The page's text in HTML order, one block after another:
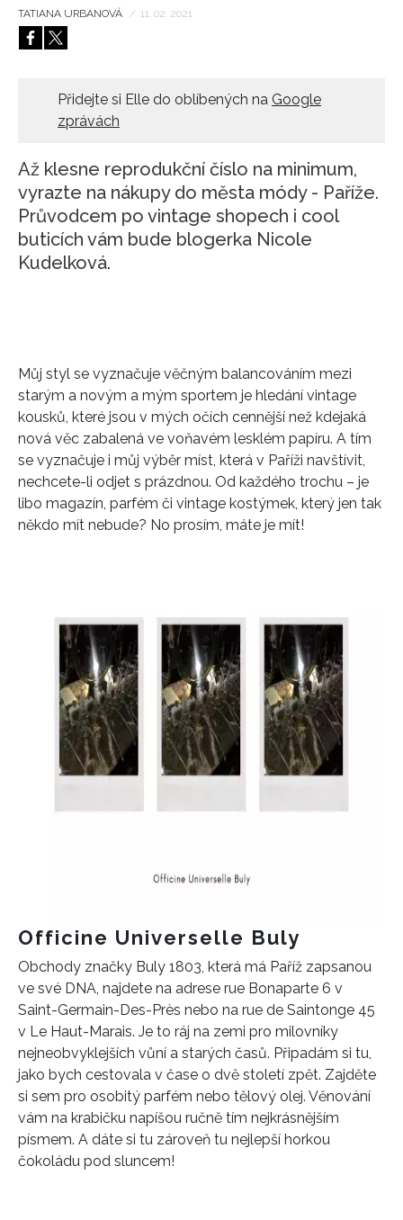
HOME
TATIANA URBANOVÁ / 11. 02. 2021
Přidejte si Elle do oblíbených na Google
zprávách
Až klesne reprodukční číslo na minimum,
vyrazte na nákupy do města módy - Paříže.
Průvodcem po vintage shopech i cool
buticích vám bude blogerka Nicole
Kudelková.
Můj styl se vyznačuje věčným balancováním mezi
starým a novým a mým sportem je hledání vintage
kousků, které jsou v mých očích cennější než kdejaká
nová věc zabalená ve voňavém lesklém papíru. A tím
se vyznačuje i můj výběr míst, která v Paříži navštívit,
nechcete-li odjet s prázdnou. Od každého trochu – je
libo magazín, parfém či vintage kostýmek, který jen tak
někdo mít nebude? No prosím, máte je mít!
Officine Universelle Buly
Obchody značky Buly 1803, která má Paříž zapsanou
ve své DNA, najdete na adrese rue Bonaparte 6 v
Saint-Germain-Des-Près nebo na rue de Saintonge 45
v Le Haut-Marais. Je to ráj na zemi pro milovníky
nejneobvyklejších vůní a starých časů. Připadám si tu,
jako bych cestovala v čase o dvě století zpět. Zajděte
si sem pro osobitý parfém nebo tělový olej. Věnování
vám na krabičku napíšou ručně tím nejkrásnějším
písmem. A dáte si tu zároveň tu nejlepší horkou
čokoládu pod sluncem!